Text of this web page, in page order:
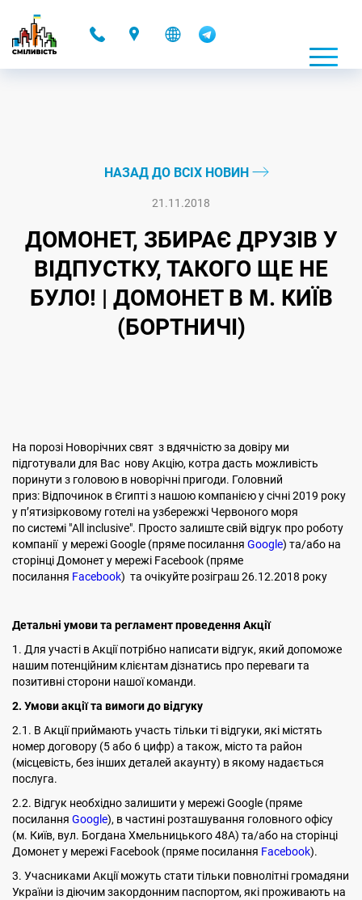
НАЗАД ДО ВСІХ НОВИН
21.11.2018
ДОМОНЕТ, ЗБИРАЄ ДРУЗІВ У
ВІДПУСТКУ, ТАКОГО ЩЕ НЕ
БУЛО! | ДОМОНЕТ В М. КИЇВ
(БОРТНИЧІ)
На порозі Новорічних свят з вдячністю за довіру ми
підготували для Вас нову Акцію, котра дасть можливість
поринути з головою в новорічні пригоди. Головний
приз: Відпочинок в Єгипті з нашою компанією у січні 2019 року
у п’ятизірковому готелі на узбережжі Червоного моря
по системі "All inclusive". Просто залиште свій відгук про роботу
компанії у мережі Google (пряме посилання Google) та/або на
сторінці Домонет у мережі Facebook (пряме
посилання Facebook) та очікуйте розіграш 26.12.2018 року
Детальні умови та регламент проведення Акції
1. Для участі в Акції потрібно написати відгук, який допоможе
нашим потенційним клієнтам дізнатись про переваги та
позитивні сторони нашої команди.
2. Умови акції та вимоги до відгуку
2.1. В Акції приймають участь тільки ті відгуки, які містять
номер договору (5 або 6 цифр) а також, місто та район
(місцевість, без інших деталей акаунту) в якому надається
послуга.
2.2. Відгук необхідно залишити у мережі Google (пряме
посилання Google), в частині розташування головного офісу
(м. Київ, вул. Богдана Хмельницького 48А) та/або на сторінці
Домонет у мережі Facebook (пряме посилання Facebook).
3. Учасниками Акції можуть стати тільки повнолітні громадяни
України із діючим закордонним паспортом, які проживають на